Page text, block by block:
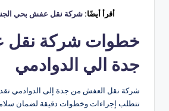
أقرأ أيضًا: شركة نقل عفش بحي
خطوات شركة
جدة الي الدوادمي
شركة نقل العفش من جدة إلى الدوادمي
تتطلب إجراءات وخطوات دقيقة لضمان